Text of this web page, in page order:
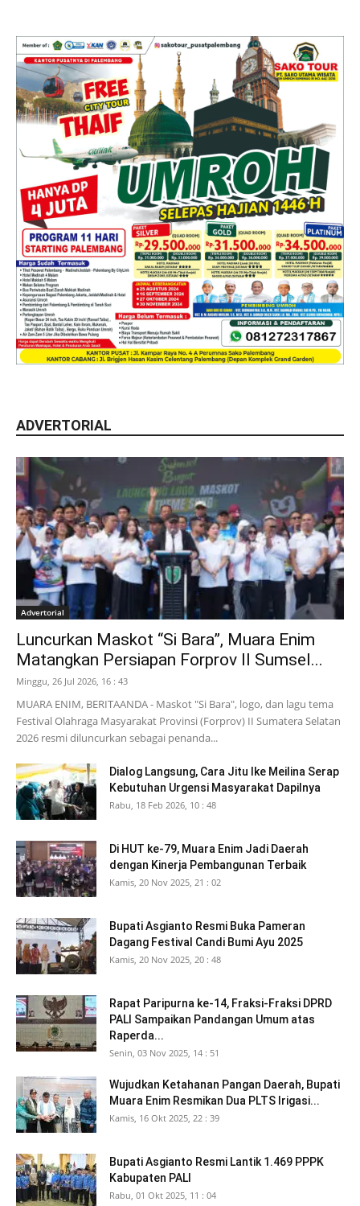
ADVERTORIAL
Advertorial
Luncurkan Maskot “Si Bara”, Muara Enim
Matangkan Persiapan Forprov II Sumsel...
Minggu, 26 Jul 2026, 16 : 43
MUARA ENIM, BERITAANDA - Maskot "Si Bara", logo, dan lagu tema
Festival Olahraga Masyarakat Provinsi (Forprov) II Sumatera Selatan
2026 resmi diluncurkan sebagai penanda...
Dialog Langsung, Cara Jitu Ike Meilina Serap
Kebutuhan Urgensi Masyarakat Dapilnya
Rabu, 18 Feb 2026, 10 : 48
Di HUT ke-79, Muara Enim Jadi Daerah
dengan Kinerja Pembangunan Terbaik
Kamis, 20 Nov 2025, 21 : 02
Bupati Asgianto Resmi Buka Pameran
Dagang Festival Candi Bumi Ayu 2025
Kamis, 20 Nov 2025, 20 : 48
Rapat Paripurna ke-14, Fraksi-Fraksi DPRD
PALI Sampaikan Pandangan Umum atas
Raperda...
Senin, 03 Nov 2025, 14 : 51
Wujudkan Ketahanan Pangan Daerah, Bupati
Muara Enim Resmikan Dua PLTS Irigasi...
Kamis, 16 Okt 2025, 22 : 39
Bupati Asgianto Resmi Lantik 1.469 PPPK
Kabupaten PALI
Rabu, 01 Okt 2025, 11 : 04